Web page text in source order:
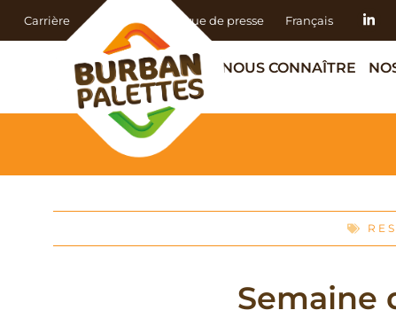
Carrière Actualités Revue de presse Français
NOUS CONNAÎTRE
Semaine